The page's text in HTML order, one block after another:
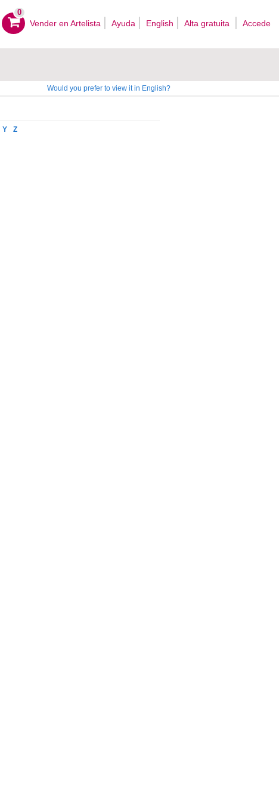
0
Vender en Artelista Ayuda English Alta gratuita Accede
Would you prefer to view it in English?
Y Z